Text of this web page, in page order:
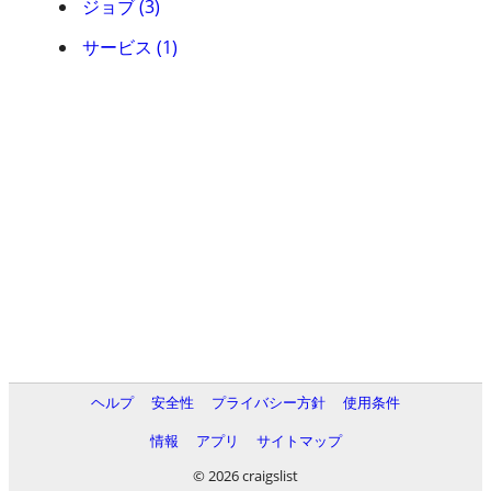
ジョブ (3)
サービス (1)
ヘルプ 安全性 プライバシー方針
使用条件
情報
アプリ
サイトマップ
© 2026 craigslist